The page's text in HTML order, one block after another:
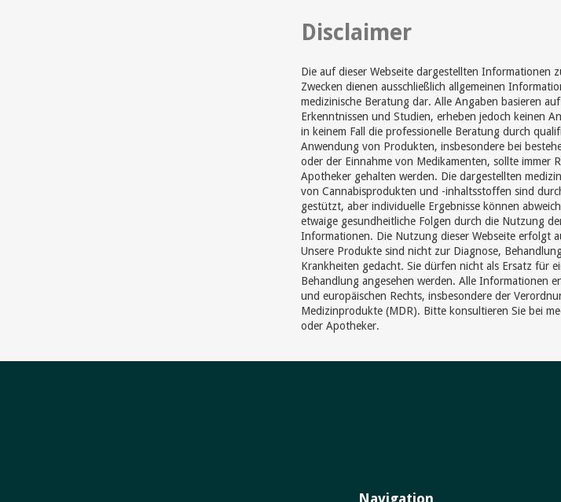
Disclaimer
Die auf dieser Webseite dargestellten Informationen
Zwecken dienen ausschließlich allgemeinen
medizinische Beratung dar. Alle Angaben basieren
Erkenntnissen und Studien, erheben jedoch keinen
in keinem Fall die professionelle Beratung durch
Anwendung von Produkten, insbesondere bei
oder der Einnahme von Medikamenten, sollte immer
Apotheker gehalten werden. Die dargestellten
von Cannabisprodukten und -inhaltsstoffen sind
gestützt, aber individuelle Ergebnisse können
etwaige gesundheitliche Folgen durch die Nutzung
Informationen. Die Nutzung dieser Webseite erfolgt
Unsere Produkte sind nicht zur Diagnose,
Krankheiten gedacht. Sie dürfen nicht als Ersatz für
Behandlung angesehen werden. Alle Informationen
und europäischen Rechts, insbesondere der
Medizinprodukte (MDR). Bitte konsultieren Sie bei
oder Apotheker.
Navigation